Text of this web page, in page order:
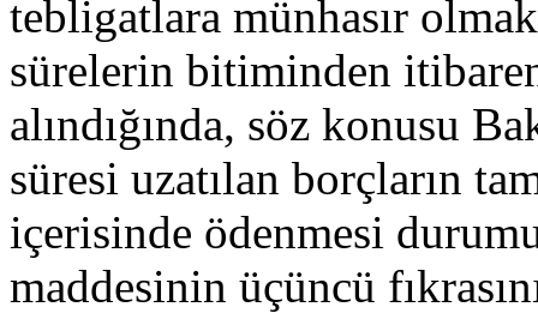
tebligatlara münhasır
sürelerin bitiminden
alındığında, söz konusu
süresi uzatılan borçların
içerisinde ödenmesi
maddesinin üçüncü